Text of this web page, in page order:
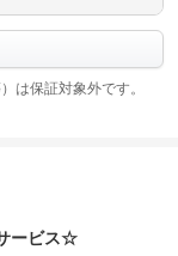
点検整備付
は保証対象外です。
ービス☆